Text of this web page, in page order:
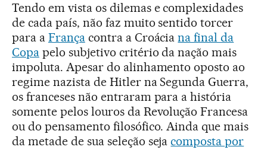
Tendo em vista os dilemas e complexidades
de cada país, não faz muito sentido torcer
para a Françacontra a Croáciana final da
Copapelo subjetivo critério da nação mais
impoluta. Apesar do alinhamento oposto ao
regime nazista de Hitler na Segunda Guerra,
os franceses não entraram para a história
somente pelos louros da Revolução Francesa
ou do pensamento filosófico. Ainda que mais
da metade de sua seleção sejacomposta por